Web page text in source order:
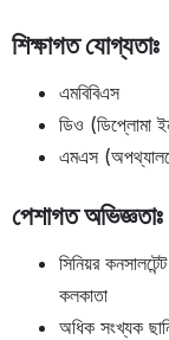
শিক্ষাগত যোগ্যতাঃ
এমবিবিএস
ডিও (ডিপ্লোমা
এমএস
পেশাগত অভিজ্ঞতাঃ
সিনিয়র
কলকাতা
অধিক সংখ্যক